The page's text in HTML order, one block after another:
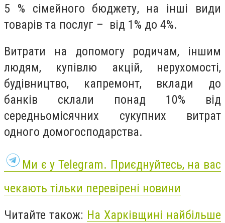
5 % сімейного бюджету, на інші види
товарів та послуг – від 1% до 4%.
Витрати на допомогу родичам, іншим
людям, купівлю акцій, нерухомості,
будівництво, капремонт, вклади до
банків склали понад 10% від
середньомісячних сукупних витрат
одного домогосподарства.
Ми є у Telegram. Приєднуйтесь, на вас
чекають тільки перевірені новини
Читайте також: На Харківщині найбільше